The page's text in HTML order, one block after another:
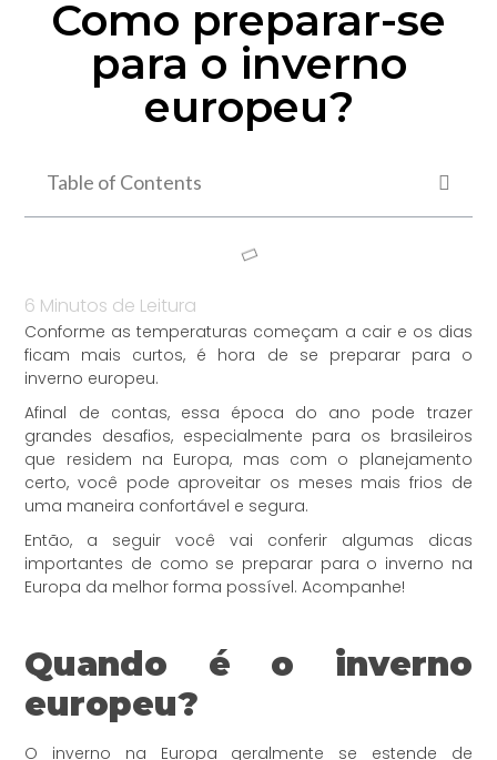
Como preparar-se
para o inverno
europeu?
Table of Contents
6 Minutos de Leitura
Conforme as temperaturas começam a cair e os dias
ficam mais curtos, é hora de se preparar para o
inverno europeu.
Afinal de contas, essa época do ano pode trazer
grandes desafios, especialmente para os brasileiros
que residem na Europa, mas com o planejamento
certo, você pode aproveitar os meses mais frios de
uma maneira confortável e segura.
Então, a seguir você vai conferir algumas dicas
importantes de como se preparar para o inverno na
Europa da melhor forma possível. Acompanhe!
Quando é o inverno
europeu?
O inverno na Europa geralmente se estende de